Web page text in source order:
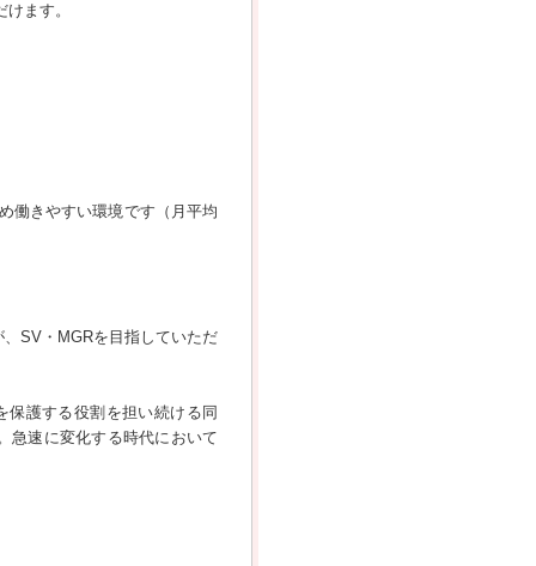
ます。
働きやすい環境です（月平均
SV・MGRを目指していただ
護する役割を担い続ける同
急速に変化する時代において